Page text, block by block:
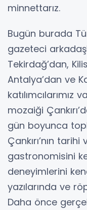
minnettarız.
Bugün burada
gazeteci
Tekirdağ’dan,
Antalya’dan ve
katılımcılarımız
mozaiği
gün boyunca
Çankırı’nın
gastronomisini
deneyimlerini
yazılarında ve
Daha önce